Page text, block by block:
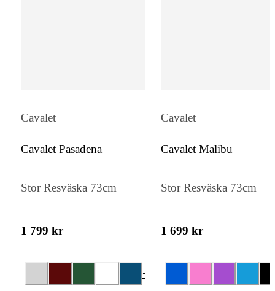
Cavalet
Cavalet Pasadena
Stor Resväska 73cm
1 799 kr
+
Cavalet
Cavalet Malibu
Stor Resväska 73cm
1 699 kr